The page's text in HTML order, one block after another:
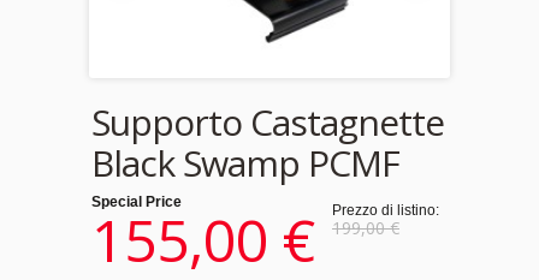
Supporto Castagnette
Black Swamp PCMF
Prezzo di listino:
199,00 €
Special Price
155,00 €